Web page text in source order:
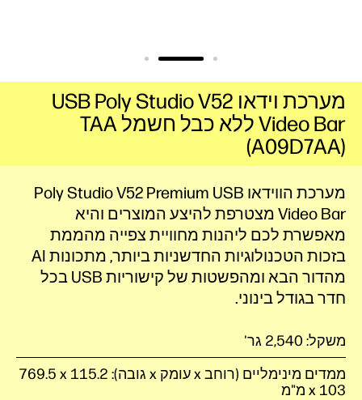
מערכת הווידאו Poly Studio V52 Premium USB
Video Bar מצטרפת להיצע המוצרים והיא
מאפשרת לכם ליהנות מחוויית צפייה מהממת
בזכות הטכנולוגיות החדשניות ביותר, מתכונות AI
מהדור הבא ומהפשטות של קישוריות USB בכל
חדר בגודל בינוני.
משקל: 2,540 גר'
ממדים מינימליים (רוחב x עומק x גובה): ‎769.5 x 115.2
x 103 מ"מ
מערכת וידאו Poly Studio V52 ‏USB
Video Bar ‏ללא כבל חשמל TAA
(A09D7AA)